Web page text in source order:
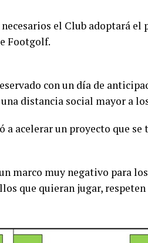
el Club adoptará el
Footgolf.
con un día de
distancia social mayor a
acelerar un proyecto que se
marco muy negativo para
que quieran jugar,